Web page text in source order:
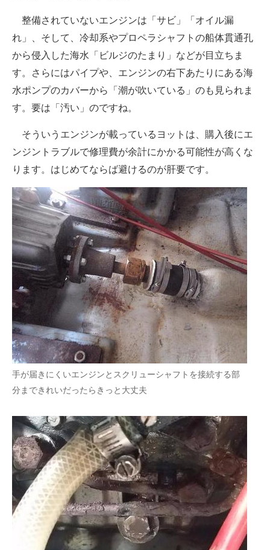
企業向けIT製品の総合サイト
製造業のIT導入・活用を支援
電子設計の基本と応用
エネルギーの専門メディア
建設×テクノロジーの最前線
ちょっと気になるネットの話題
整備されていないエンジンは「サビ」「オイル漏
れ」、そして、冷却系やプロペラシャフトの船体貫通孔
から侵入した海水「ビルジのたまり」などが目立ちま
す。さらにはパイプや、エンジンの右下あたりにある海
水ポンプのカバーから「潮が吹いている」のも見られま
す。要は「汚い」のですね。
そういうエンジンが載っているヨットは、購入後にエ
ンジントラブルで修理費が余計にかかる可能性が高くな
ります。はじめてならば避けるのが肝要です。
手が届きにくいエンジンとスクリューシャフトを接続する部
分まできれいだったらきっと大丈夫